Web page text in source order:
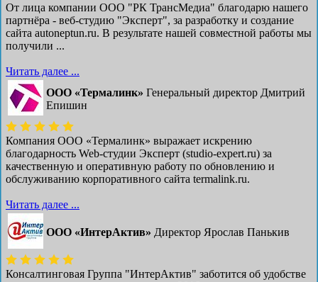
От лица компании ООО "РК ТрансМедиа" благодарю нашего
партнёра - веб-студию "Эксперт", за разработку и создание
сайта autoneptun.ru. В результате нашей совместной работы мы
получили ...
Читать далее ...
ООО «Термалинк» Генеральный директор Дмитрий
Епишин
Компания ООО «Термалинк» выражает искрению
благодарность Web-студии Эксперт (studio-expert.ru) за
качественную и оперативную работу по обновлению и
обслуживанию корпоративного сайта termalink.ru.
Читать далее ...
ООО «ИнтерАктив» Директор Ярослав Панькив
Консалтинговая Группа "ИнтерАктив" заботится об удобстве